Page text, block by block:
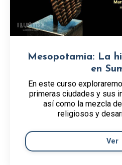
Mesopotamia: La
en
En este curso
primeras ciudades y sus
así como la mezcla
religiosos y
Ver